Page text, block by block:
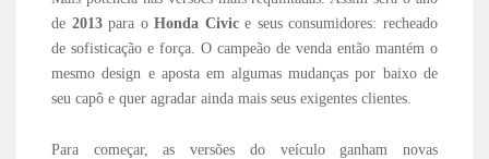
de 2013para oHonda Civice seus consumidores: recheado
de sofisticação e força. O campeão de venda então mantém o
mesmo design e aposta em algumas mudanças por baixo de
seu capô e quer agradar ainda mais seus exigentes clientes.
Para começar, as versões do veículo ganham novas